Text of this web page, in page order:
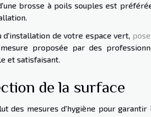
brosse à poils souples est
d'installation de votre espace vert,
proposée par des
et satisfaisant.
de la surface
des mesures d'hygiène pour